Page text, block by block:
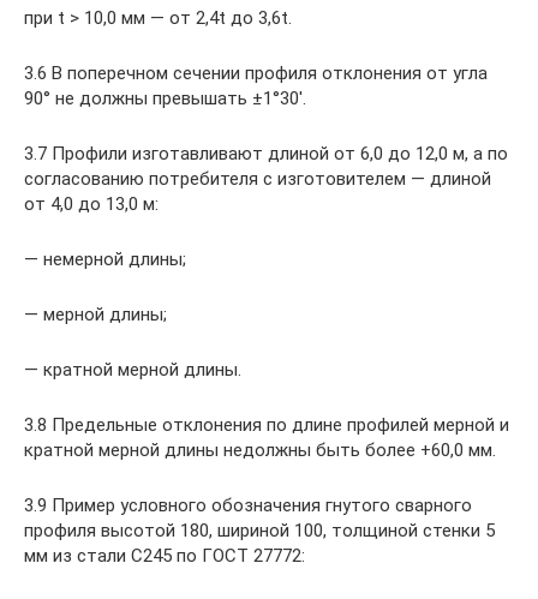
при t > 10,0 мм — от 2,4t до 3,6t.
3.6 В поперечном сечении профиля отклонения от угла
90° не должны превышать ±1°30′.
3.7 Профили изготавливают длиной от 6,0 до 12,0 м, а по
согласованию потребителя с изготовителем — длиной
от 4,0 до 13,0 м:
— немерной длины;
— мерной длины;
— кратной мерной длины.
3.8 Предельные отклонения по длине профилей мерной и
кратной мерной длины недолжны быть более +60,0 мм.
3.9 Пример условного обозначения гнутого сварного
профиля высотой 180, шириной 100, толщиной стенки 5
мм из стали С245 по ГОСТ 27772: